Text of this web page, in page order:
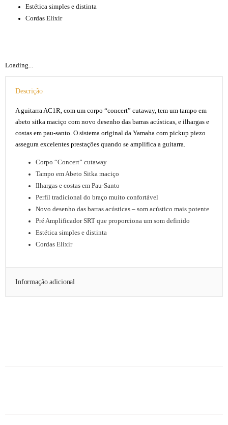
Estética simples e distinta
Cordas Elixir
Loading...
Descrição
A guitarra AC1R, com um corpo “concert” cutaway, tem um tampo em
abeto sitka maciço com novo desenho das barras acústicas, e ilhargas e
costas em pau-santo. O sistema original da Yamaha com pickup piezo
assegura excelentes prestações quando se amplifica a guitarra.
Corpo “Concert” cutaway
Tampo em Abeto Sitka maciço
Ilhargas e costas em Pau-Santo
Perfil tradicional do braço muito confortável
Novo desenho das barras acústicas – som acústico mais potente
Pré Amplificador SRT que proporciona um som definido
Estética simples e distinta
Cordas Elixir
Informação adicional